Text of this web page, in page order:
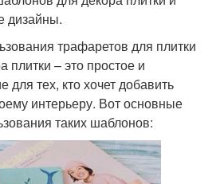
дизайны.
трафаретов для плитки
– это простое и
тех, кто хочет добавить
интерьеру. Вот основные
таких шаблонов: